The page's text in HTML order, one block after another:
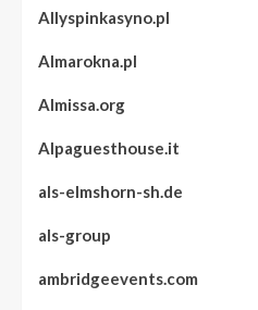
Allyspinkasyno.pl
Almarokna.pl
Almissa.org
Alpaguesthouse.it
als-elmshorn-sh.de
als-group
ambridgeevents.com